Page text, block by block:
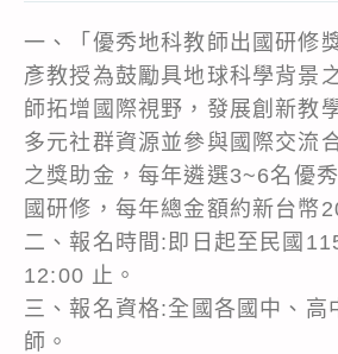
一、「優秀地科教師出國研修
彥教授為鼓勵具地球科學背景
師拓增國際視野，發展創新教
多元社群資源並參與國際交流
之獎助金，每年遴選3~6名優
國研修，每年總金額約新台幣
二、報名時間:即日起至民國
12:00 止。
三、報名資格:全國各國中、高
師。